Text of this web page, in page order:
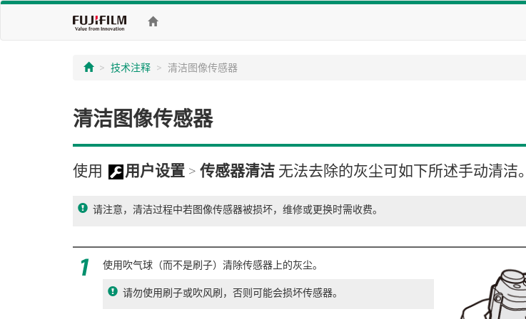
技术注释 清洁图像传感器
清洁图像传感器
使用 用户设置 >传感器清洁 无法去除的灰尘可如下所述手动清洁。
请注意，清洁过程中若图像传感器被损坏，维修或更换时需收费。
使用吹气球（而不是刷子）清除传感器上的灰尘。
请勿使用刷子或吹风刷，否则可能会损坏传感器。